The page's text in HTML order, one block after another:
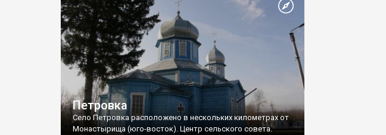
Петровка
Село Петровка расположено в нескольких километрах от
Монастырища (юго-восток). Центр сельского совета.